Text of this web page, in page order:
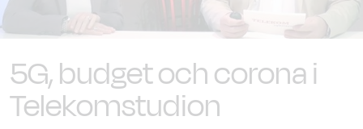
5G, budget och corona i
Telekomstudion